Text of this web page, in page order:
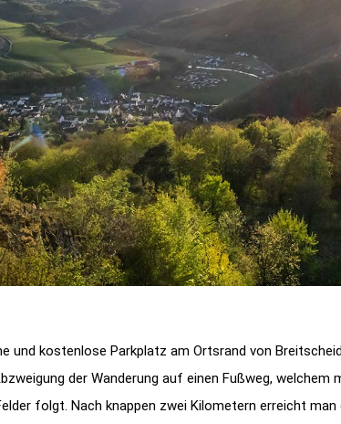
und kostenlose Parkplatz am Ortsrand von
der Wanderung auf einen Fußweg, welchem
folgt. Nach knappen zwei Kilometern erreicht